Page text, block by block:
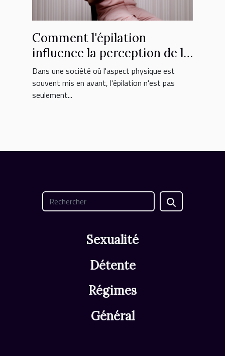
Comment l'épilation
influence la perception de la
sexualité et du bien-être
Dans une société où l'aspect physique est
souvent mis en avant, l'épilation n'est pas
seulement...
Sexualité
Détente
Régimes
Général